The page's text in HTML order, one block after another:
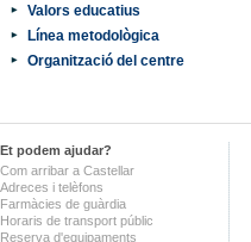
Valors educatius
Línea metodològica
Organització del centre
Et podem ajudar?
Com arribar a Castellar
Adreces i telèfons
Farmàcies de guàrdia
Horaris de transport públic
Reserva d'equipaments